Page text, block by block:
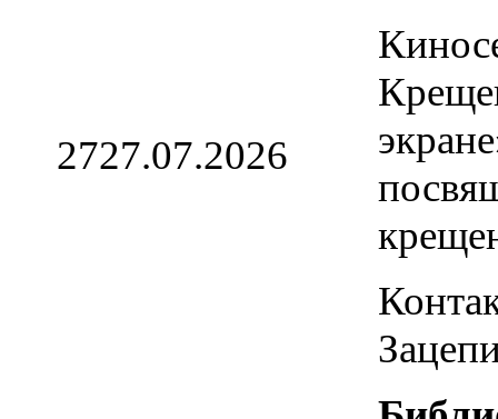
2727.07.2026